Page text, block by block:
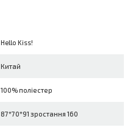
Hello Kiss!
Китай
100% поліестер
87*70*91 зростання 160